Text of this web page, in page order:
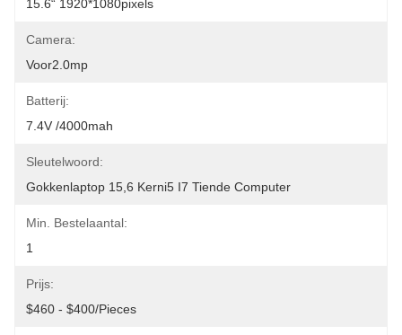
15.6“ 1920*1080pixels
Camera:
Voor2.0mp
Batterij:
7.4V /4000mah
Sleutelwoord:
Gokkenlaptop 15,6 Kerni5 I7 Tiende Computer
Min. Bestelaantal:
1
Prijs:
$460 - $400/Pieces